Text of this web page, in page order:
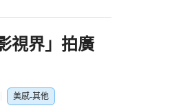
師而言，妥妥就是
好作品，老師也鼓
經過前幾次上課
現，很快就拍出
享，孩子們觀摩
視界」拍廣
美感-其他